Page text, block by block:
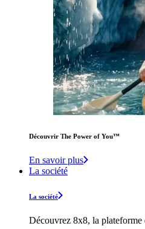
Découvrir The Power of You™️
En savoir plus
La société
La société
Découvrez 8x8, la